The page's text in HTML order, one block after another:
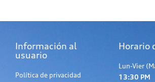
Información al
usuario
Política de privacidad
Horario
Lun-Vier
13:30 PM